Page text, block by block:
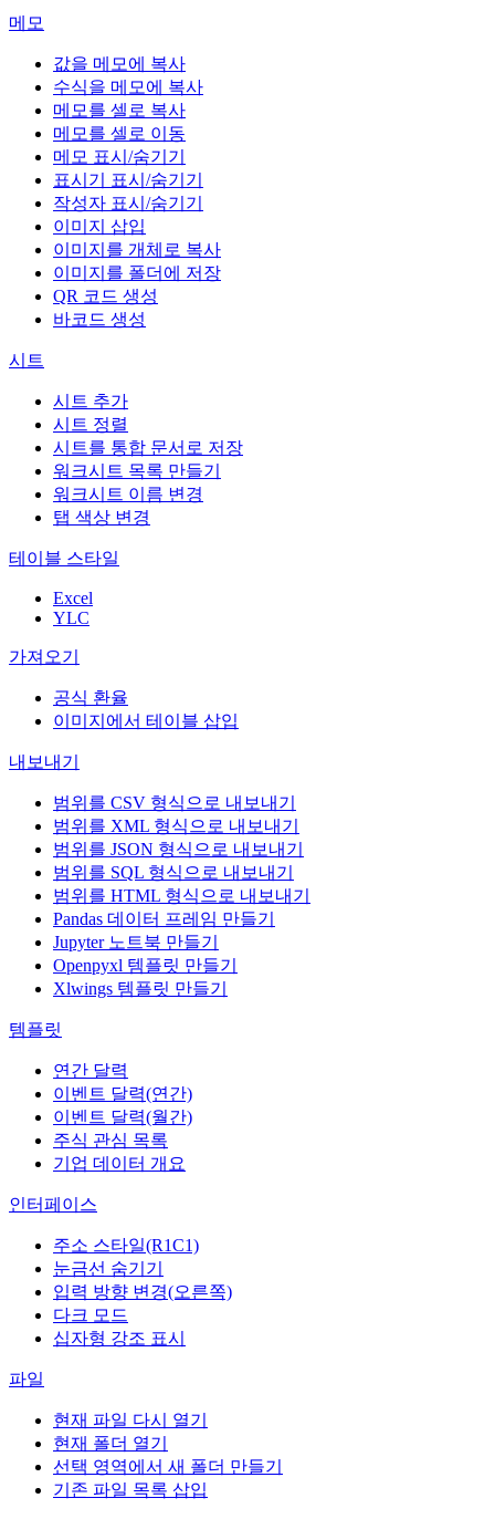
메모
값을 메모에 복사
수식을 메모에 복사
메모를 셀로 복사
메모를 셀로 이동
메모 표시/숨기기
표시기 표시/숨기기
작성자 표시/숨기기
이미지 삽입
이미지를 개체로 복사
이미지를 폴더에 저장
QR 코드 생성
바코드 생성
시트
시트 추가
시트 정렬
시트를 통합 문서로 저장
워크시트 목록 만들기
워크시트 이름 변경
탭 색상 변경
테이블 스타일
Excel
YLC
가져오기
공식 환율
이미지에서 테이블 삽입
내보내기
범위를 CSV 형식으로 내보내기
범위를 XML 형식으로 내보내기
범위를 JSON 형식으로 내보내기
범위를 SQL 형식으로 내보내기
범위를 HTML 형식으로 내보내기
Pandas 데이터 프레임 만들기
Jupyter 노트북 만들기
Openpyxl 템플릿 만들기
Xlwings 템플릿 만들기
템플릿
연간 달력
이벤트 달력(연간)
이벤트 달력(월간)
주식 관심 목록
기업 데이터 개요
인터페이스
주소 스타일(R1C1)
눈금선 숨기기
입력 방향 변경(오른쪽)
다크 모드
십자형 강조 표시
파일
현재 파일 다시 열기
현재 폴더 열기
선택 영역에서 새 폴더 만들기
기존 파일 목록 삽입